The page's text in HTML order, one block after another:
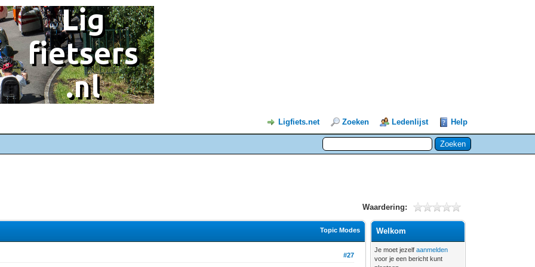
Ligfiets.net Zoeken Ledenlijst Help
Waardering:
Topic Modes
#27
Welkom
Je moet jezelfaanmelden
voor je een bericht kunt